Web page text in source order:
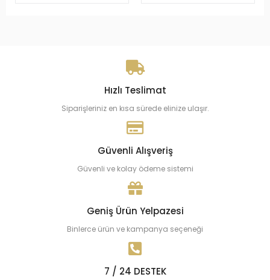
Hızlı Teslimat
Siparişleriniz en kısa sürede elinize ulaşır.
Güvenli Alışveriş
Güvenli ve kolay ödeme sistemi
Geniş Ürün Yelpazesi
Binlerce ürün ve kampanya seçeneği
7 / 24 DESTEK